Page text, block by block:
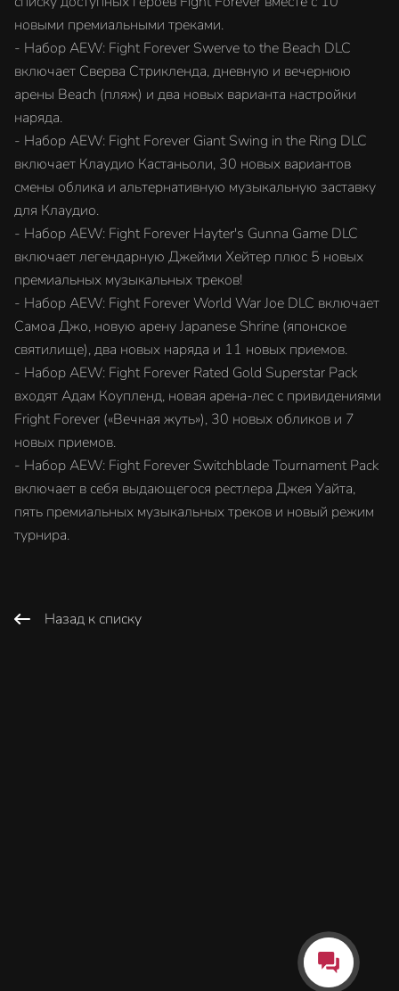
новыми премиальными треками.
- Набор AEW: Fight Forever Swerve to the Beach DLC
включает Сверва Стрикленда, дневную и вечернюю
арены Beach (пляж) и два новых варианта настройки
наряда.
- Набор AEW: Fight Forever Giant Swing in the Ring DLC
включает Клаудио Кастаньоли, 30 новых вариантов
смены облика и альтернативную музыкальную заставку
для Клаудио.
- Набор AEW: Fight Forever Hayter's Gunna Game DLC
включает легендарную Джейми Хейтер плюс 5 новых
премиальных музыкальных треков!
- Набор AEW: Fight Forever World War Joe DLC включает
Самоа Джо, новую арену Japanese Shrine (японское
святилище), два новых наряда и 11 новых приемов.
- Набор AEW: Fight Forever Rated Gold Superstar Pack
входят Адам Коупленд, новая арена-лес с привидениями
Fright Forever («Вечная жуть»), 30 новых обликов и 7
новых приемов.
- Набор AEW: Fight Forever Switchblade Tournament Pack
включает в себя выдающегося рестлера Джея Уайта,
пять премиальных музыкальных треков и новый режим
турнира.
Назад к списку